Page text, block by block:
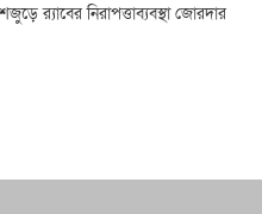
র‌্যাবের নিরাপত্তাব্যবস্থা জোরদার